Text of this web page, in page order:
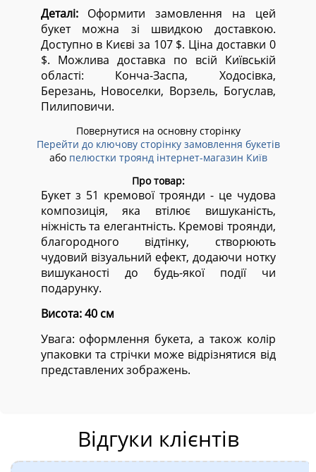
Деталі:Оформити замовлення на цей
букет можна зі швидкою доставкою.
Доступно в Києві за 107 $. Ціна доставки 0
$. Можлива доставка по всій Київській
області: Конча-Заспа, Ходосівка,
Березань, Новоселки, Ворзель, Богуслав,
Пилиповичи.
Повернутися на основну сторінку
Перейти до ключову сторінку замовлення букетів
або пелюстки троянд інтернет-магазин Київ
Про товар:
Букет з 51 кремової троянди - це чудова
композиція, яка втілює вишуканість,
ніжність та елегантність. Кремові троянди,
благородного відтінку, створюють
чудовий візуальний ефект, додаючи нотку
вишуканості до будь-якої події чи
подарунку.
Висота: 40 см
Увага: оформлення букета, а також колір
упаковки та стрічки може відрізнятися від
представлених зображень.
Відгуки клієнтів